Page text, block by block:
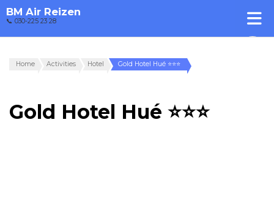
BM Air Reizen
📞 030-225 23 28
Home Activities Hotel Gold Hotel Hué ⭐⭐⭐
Gold Hotel Hué ⭐⭐⭐